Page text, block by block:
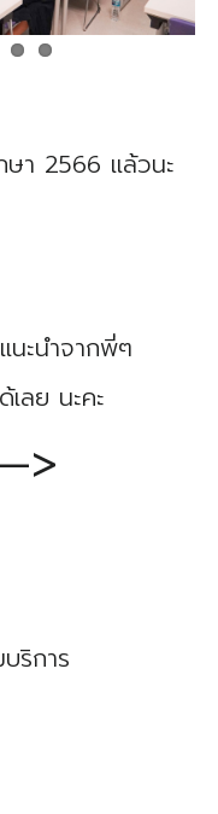
า 2566 แล้วนะ
นะนำจากพี่ๆ
ลย นะคะ
ริการ